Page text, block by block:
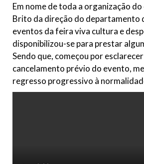
Em nome de toda a organização
Brito da direção do departamento
eventos da feira viva cultura e
disponibilizou-se para prestar
Sendo que, começou por
cancelamento prévio do evento,
regresso progressivo à